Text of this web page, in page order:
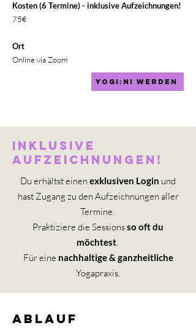
Kosten (6 Termine) - inklusive Aufzeichnungen!
75€
Ort
Online via Zoom
Yogi:ni werden
Inklusive
Aufzeichnungen!
Du erhältst einen exklusiven Login und
hast Zugang zu den Aufzeichnungen aller
Termine.
Praktiziere die Sessionsso oft du
möchtest.
Für eine nachhaltige & ganzheitliche
Yogapraxis.
ABLAUF